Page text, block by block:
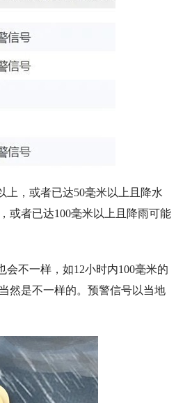
上，或者已达50毫米以上且降水
或者已达100毫米以上且降雨可能
不一样，如12小时内100毫米的
然是不一样的。预警信号以当地